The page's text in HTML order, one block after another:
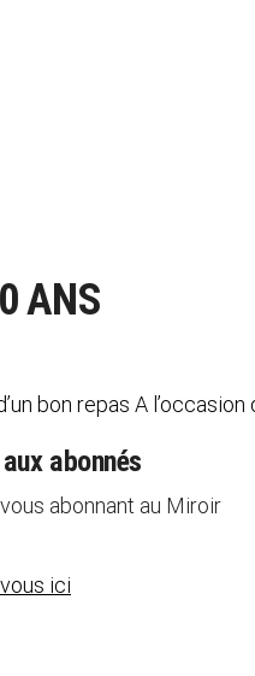
ANS
bon repas A
abonnés
abonnant au Miroir
ici